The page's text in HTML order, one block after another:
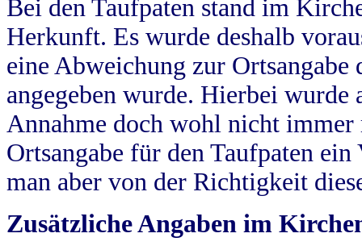
Bei den Taufpaten stand im
Herkunft. Es wurde deshalb
eine Abweichung zur
angegeben wurde. Hierbei wurde
Annahme doch wohl nicht
Ortsangabe für den Taufpaten
man aber von der Richtigkeit
Zusätzliche Angaben im